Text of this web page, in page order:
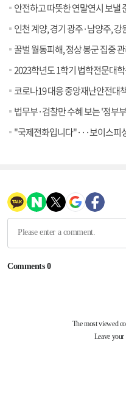
안전하고 따뜻한 연말연시 보낼 준
인천 계양, 경기 광주·남양주, 강원 평창 등에 무장애설계
꿀벌 월동피해, 정상 봉군 집중
2023학년도 1학기 법학전문대학원 국가
코로나19 대응 중앙재난안전대책본
법무부·검찰만 수혜 보는 '정부부처 직제 일괄개
"국제전화입니다"···보이스피싱 '번호둔